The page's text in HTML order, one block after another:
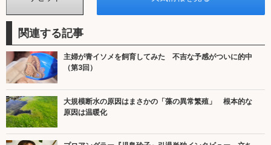
関連する記事
主婦が青イソメを飼育してみた 不吉な予感がついに的中
（第3回）
大規模断水の原因はまさかの「藻の異常繁殖」 根本的な
原因は温暖化